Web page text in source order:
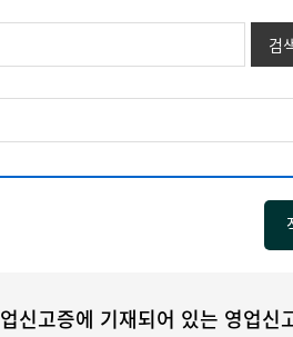
신고증에 기재되어 있는 영업